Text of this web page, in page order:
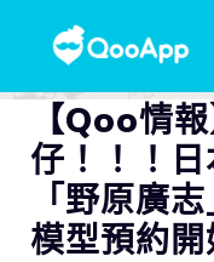
【Qoo情
仔！！！
「野原廣
模型預約開